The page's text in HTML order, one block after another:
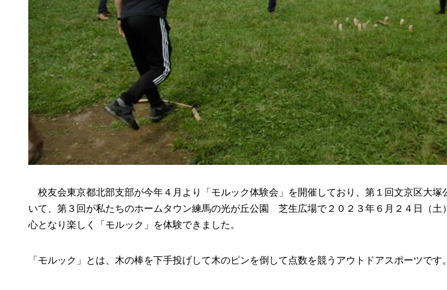
校友会東京都北部支部が今年４月より「モルック体験会」を開催しており、第１回文京区大塚
いて、第３回が私たちのホームタウン練馬の光が丘公園 芝生広場で２０２３年６月２４日（
心となり楽しく「モルック」を体験できました。
「モルック」とは、木の棒を下手投げして木のピンを倒して点数を競うアウトドアスポーツです。